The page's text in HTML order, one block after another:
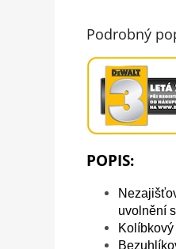
Podrobný
POPIS:
uvolnění